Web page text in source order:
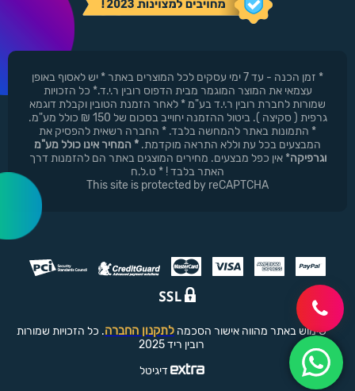
* זמן הכנה - עד 7 ימי עסקים לכל המוצרים באתר * יש לאסוף באופן
עצמאי את המוצר המוגמר מבית הדפוס רובין ר.י.ד.* כל הזכויות
שמורות לחברת רובין ר.י.ד בע"מ * לאחר הזמנת הטובין וקבלת דוגמא
גרפית ( סקיצה ). ביטול ההזמנה יחוייב בסכום של 150 ₪ כולל מע"מ.
* התמונות באתר להמחשה בלבד. * החברה רשאית להפסיק את
המבצעים בכל עת וללא התראה מוקדמת. * המחיר אינו כולל מע"מ
וגרפיקה* אין כפל מבצעים. מחירים המוצגים באתר הם להזמנות דרך
האתר בלבד ! * ט.ל.ח
This site is protected by reCAPTCHA
שימוש באתר מהווה אישור הסכמה לתקנון החברה. כל הזכויות שמורות
רובין ריד 2025
דיגיטל